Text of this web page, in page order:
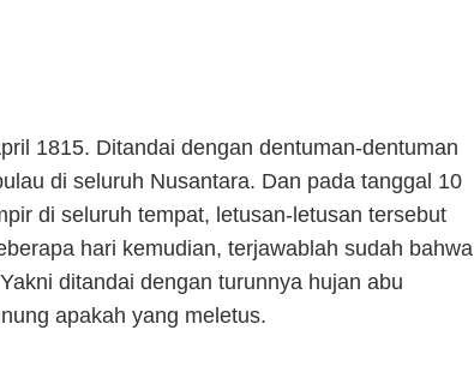
1815. Ditandai dengan dentuman-dentuman
di seluruh Nusantara. Dan pada tanggal 10
di seluruh tempat, letusan-letusan tersebut
hari kemudian, terjawablah sudah bahwa
ditandai dengan turunnya hujan abu
apakah yang meletus.